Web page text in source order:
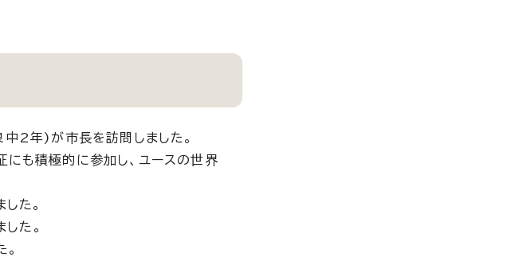
2年)が市長を訪問しました。
も積極的に参加し、ユースの世界
た。
た。